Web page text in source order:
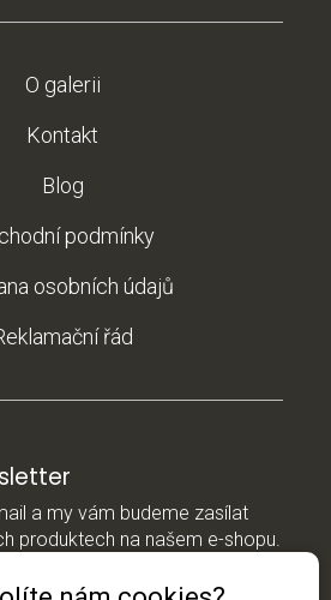
O galerii
Kontakt
Blog
podmínky
osobních údajů
řád
a my vám budeme zasílat
produktech na našem e-shopu.